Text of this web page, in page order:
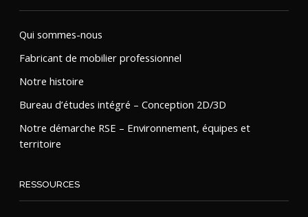
Qui sommes-nous
Fabricant de mobilier professionnel
Notre histoire
Bureau d’études intégré – Conception 2D/3D
Notre démarche RSE – Environnement, équipes et
territoire
RESSOURCES